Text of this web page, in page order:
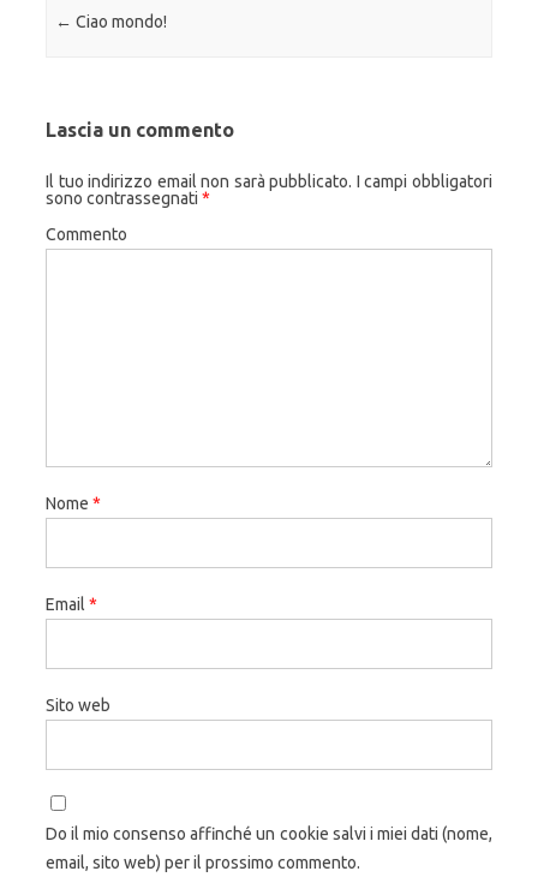
Navigazione articolo
← Ciao mondo!
Lascia un commento
Il tuo indirizzo email non sarà pubblicato. I campi obbligatori
sono contrassegnati *
Commento
Nome *
Email *
Sito web
Do il mio consenso affinché un cookie salvi i miei dati (nome,
email, sito web) per il prossimo commento.